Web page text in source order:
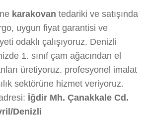
karakovan tedariki ve satışında
uygun fiyat garantisi ve
odaklı çalışıyoruz. Denizli
1. sınıf çam ağacından el
üretiyoruz. profesyonel imalat
sektörüne hizmet veriyoruz.
İğdir Mh. Çanakkale Cd.
Denizli